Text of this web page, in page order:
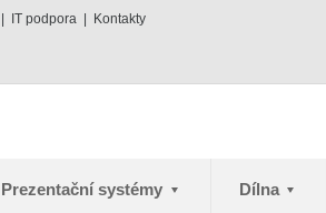
IT podpora Kontakty
Prezentační systémy Dílna